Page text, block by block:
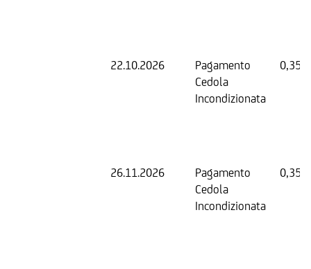
22.10.2026
Pagamento
Cedola
Incondizionata
0,35
26.11.2026
Pagamento
Cedola
Incondizionata
0,35